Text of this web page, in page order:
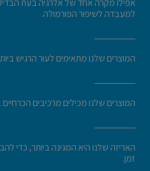
אפילו מקרה אחד של אלרגיה בעת
למעבדה לשיפור הפורמולה.
המוצרים שלנו מתאימים לעור הרגיש
המוצרים שלנו מכילים מרכיבים הכרחיים
האריזה שלנו היא המגינה ביותר, כדי
זמן.